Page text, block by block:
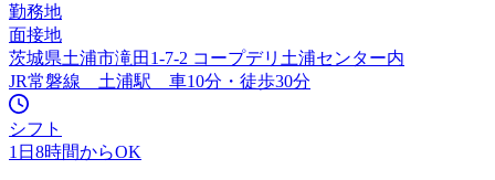
勤務地
面接地
茨城県土浦市滝田1-7-2 コープデリ土浦センター内
JR常磐線 土浦駅 車10分・徒歩30分
シフト
1日8時間からOK